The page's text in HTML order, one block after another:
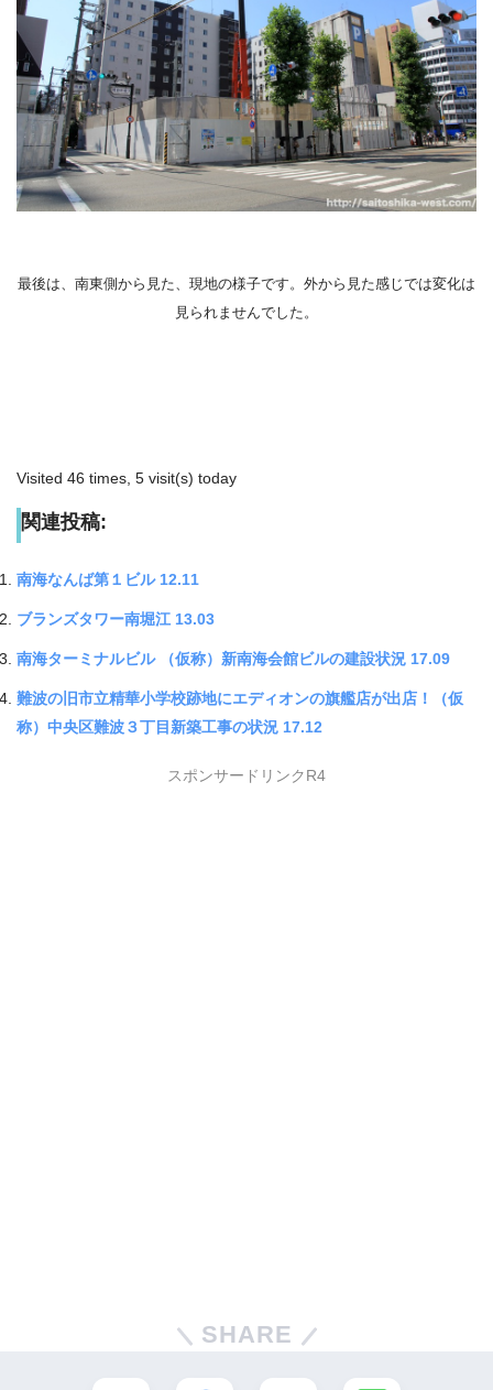
最後は、南東側から見た、現地の様子です。外から見た感じでは変化は
見られませんでした。
Visited 46 times, 5 visit(s) today
関連投稿:
南海なんば第１ビル 12.11
ブランズタワー南堀江 13.03
南海ターミナルビル （仮称）新南海会館ビルの建設状況 17.09
難波の旧市立精華小学校跡地にエディオンの旗艦店が出店！（仮
称）中央区難波３丁目新築工事の状況 17.12
スポンサードリンクR4
SHARE